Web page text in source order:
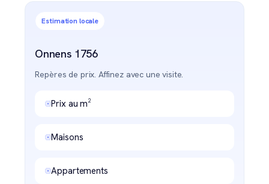
Estimation locale
Onnens 1756
Repères de prix. Affinez avec une visite.
Prix au m²
Maisons
Appartements